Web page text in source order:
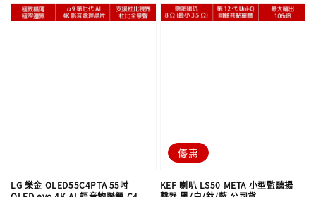
LG 樂金 OLED55C4PTA 55吋
優惠
KEF 喇叭 LS50 META 小型監聽揚